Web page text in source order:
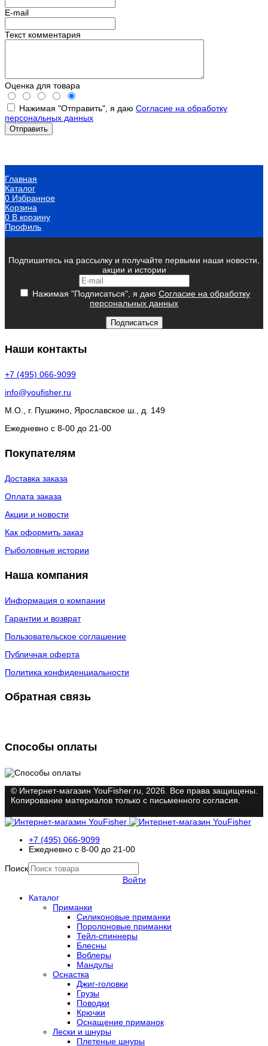
E-mail
Текст комментария
Оценка для товара
Нажимая "Отправить", я даю Согласие на обработку
персональных данных
Главная
Каталог
0 Избранное
Корзина
0 В корзину
Профиль
Подпишитесь на рассылку и получайте первыми наши новости,
акции и истории
Нажимая "Подписаться", я даю Согласие на обработку
персональных данных
Подписаться
Наши контакты
+7 (495) 066-9099
info@youfisher.ru
М.О., г. Пушкино, Ярославское ш., д. 149
Ежедневно с 8-00 до 21-00
Покупателям
Доставка заказа
Оплата заказа
Акции и новости
Как оформить заказ
Рыболовные истории
Наша компания
Информация о компании
Гарантии и возврат
Пользовательское соглашение
Публичная оферта
Политика конфиденциальности
Обратная связь
Способы оплаты
© Интернет-магазин YouFisher.ru, 2026. Все права защищены.
Копирование материалов только с письменного согласия.
+7 (495) 066-9099
Ежедневно с 8-00 до 21-00
Поиск
Войти
Каталог
Приманки
Силиконовые приманки
Поролоновые приманки
Тейл-спиннеры
Блесны
Воблеры
Мандулы
Оснастка
Джиг-головки
Грузы
Поводки
Крючки
Оснащение приманок
Лески и шнуры
Плетеные шнуры